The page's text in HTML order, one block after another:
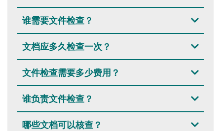
谁需要文件检查？
文档应多久检查一次？
文件检查需要多少费用？
谁负责文件检查？
哪些文档可以核查？